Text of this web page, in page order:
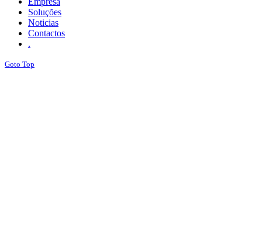
Soluções
Noticias
Contactos
.
Goto Top